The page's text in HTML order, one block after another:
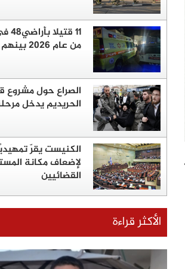
11
من عام 2026 بينهم سيدة
الصراع حول مشروع
الحريديم يدخل
الكنيست يقرّ
لإضعاف مكانة
القضائيين
الأكثر قراءة